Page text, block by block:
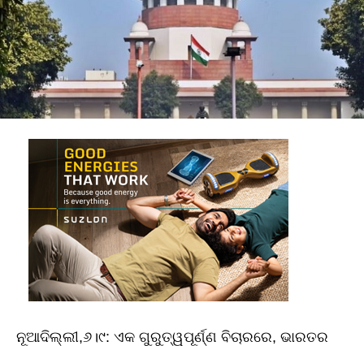
ନୂଆଦିଲ୍ଲୀ,୬।୯: ଏକ ଗୁରୁତ୍ୱପୂର୍ଣ୍ଣ ବିଚାରରେ, ଭାରତର